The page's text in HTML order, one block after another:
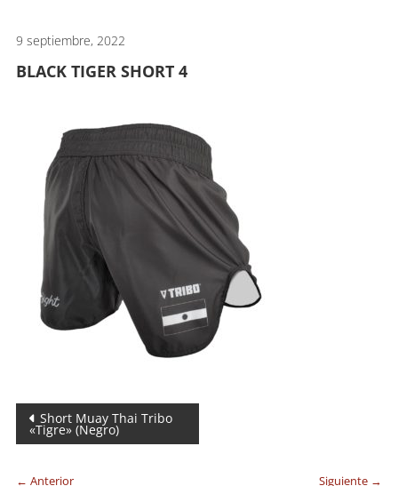
9 septiembre, 2022
BLACK TIGER SHORT 4
Navegación
de
Short Muay Thai Tribo
«Tigre» (Negro)
← Anterior Siguiente →